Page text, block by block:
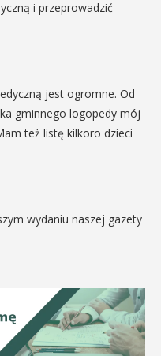
i przeprowadzić
jest ogromne. Od
gminnego logopedy mój
też listę kilkoro dzieci
wydaniu naszej gazety